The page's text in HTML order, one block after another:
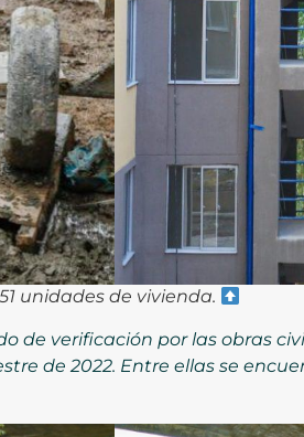
unidades de vivienda.
de verificación por las obras
de 2022. Entre ellas se